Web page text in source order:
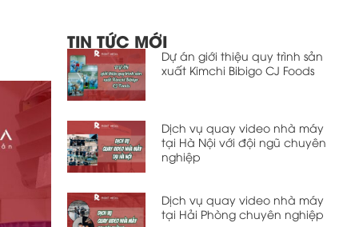
TIN TỨC MỚI
Dự án giới thiệu quy trình sản
xuất Kimchi Bibigo CJ Foods
Dịch vụ quay video nhà máy
tại Hà Nội với đội ngũ chuyên
nghiệp
Dịch vụ quay video nhà máy
tại Hải Phòng chuyên nghiệp